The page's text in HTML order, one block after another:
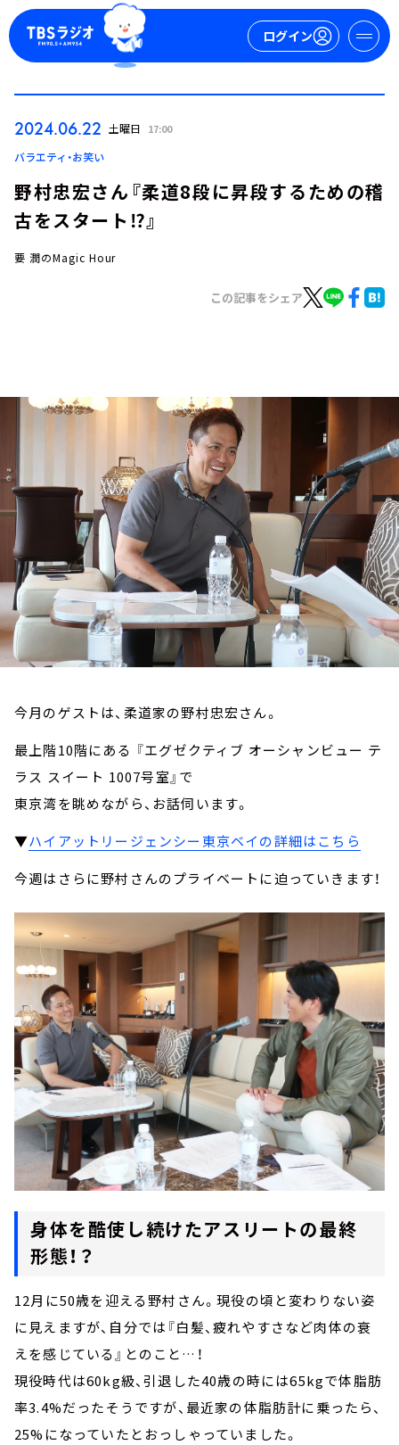
ログイン
ログイン
お知らせ
YouTube
会社情報
2024.06.22 土曜日 17:00
バラエティ・お笑い
野村忠宏さん『柔道8段に昇段するための稽
古をスタート⁉』
要 潤のMagic Hour
この記事をシェア
今月のゲストは、柔道家の野村忠宏さん。
最上階10階にある 『エグゼクティブ オーシャンビュー テ
ラス スイート 1007号室』で
東京湾を眺めながら、お話伺います。
▼ハイアットリージェンシー東京ベイの詳細はこちら
今週はさらに野村さんのプライベートに迫っていきます！
身体を酷使し続けたアスリートの最終
形態！？
12月に50歳を迎える野村さん。現役の頃と変わりない姿
に見えますが、自分では『白髪、疲れやすさなど肉体の衰
えを感じている』とのこと…！
現役時代は60kg級、引退した40歳の時には65kgで体脂肪
率3.4%だったそうですが、最近家の体脂肪計に乗ったら、
25%になっていたとおっしゃっていました。